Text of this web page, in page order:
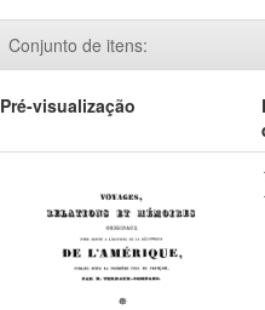
Conjunto de itens:
Pré-visualização